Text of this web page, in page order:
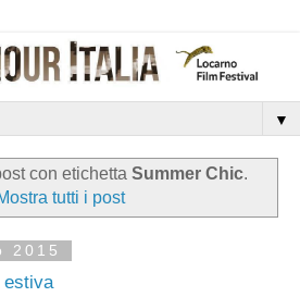
▼
con etichetta Summer Chic.
tutti i post
2015
estiva